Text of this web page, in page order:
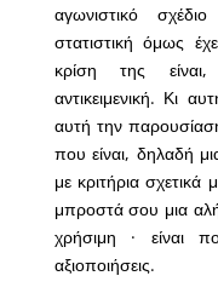
αγωνιστικό
στατιστική όμως
κρίση της είναι,
αντικειμενική. Κι
αυτή την
που είναι, δηλαδή
με κριτήρια σχετικά
μπροστά σου μια
χρήσιμη · είναι
αξιοποιήσεις.